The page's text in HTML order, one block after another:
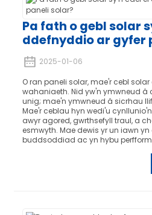
Pa fath o gebl solar
ddefnyddio ar gyfer
2025-01-06
O ran paneli solar, mae'r cebl
wahaniaeth. Nid yw'n ymwneud
unig; mae'n ymwneud â sicrhau
Mae'r ceblau hyn wedi'u
awyr agored, gwrthsefyll traul, a
esmwyth. Mae dewis yr un iawn
buddsoddiad ac yn hybu